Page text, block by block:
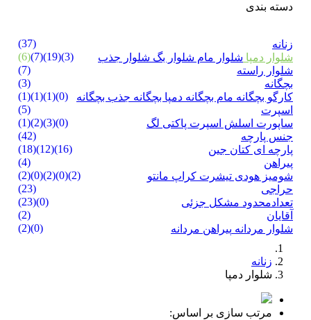
دسته بندی
زنانه
(37)
شلوار دمپا
(6) شلوار مام (7) شلوار بگ (19) شلوار جذب
(3)
شلوار راسته
(7)
بچگانه
(3)
کارگو بچگانه
(1) مام بچگانه (1) دمپا بچگانه (1) جذب بچگانه
(0)
اسپرت
(5)
ساپورت
(1) اسلش (2) اسپرت پاکتی (3) لگ
(0)
جنس پارچه
(42)
پارچه ای
(18) کتان (12) جین
(16)
پیراهن
(4)
شومیز
(2) هودی (0) تیشرت (2) کراپ (0) مانتو
(2)
حراجی
(23)
تعدادمحدود
(23) مشکل جزئی
(0)
آقایان
(2)
شلوار مردانه
(2) پیراهن مردانه (0)
زنانه
شلوار دمپا
مرتب سازی بر اساس: